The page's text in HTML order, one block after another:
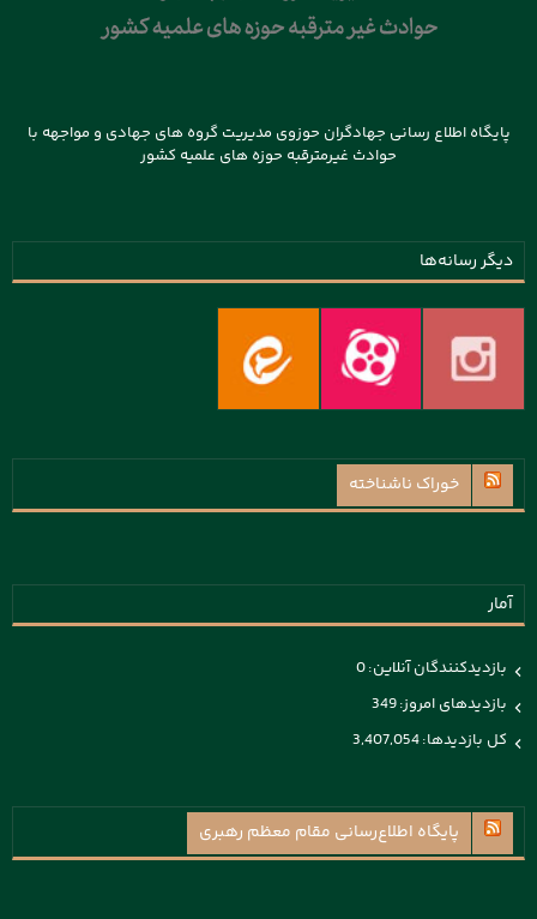
پایگاه اطلاع رسانی جهادگران حوزوی مدیریت گروه های جهادی و مواجهه با
حوادث غیرمترقبه حوزه های علمیه کشور
دیگر رسانه‌ها
خوراک ناشناخته
آمار
بازدیدکنندگان آنلاین:0
بازدیدهای امروز:349
کل بازدیدها:3,407,054
پايگاه اطلاع‌رسانی مقام معظم رهبری